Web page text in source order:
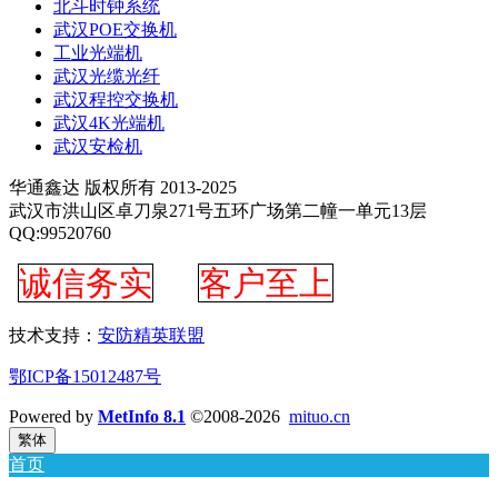
北斗时钟系统
武汉POE交换机
工业光端机
武汉光缆光纤
武汉程控交换机
武汉4K光端机
武汉安检机
华通鑫达 版权所有 2013-2025
武汉市洪山区卓刀泉271号五环广场第二幢一单元13层
QQ:99520760
诚信务实 客户至上
技术支持： 安防精英联盟
鄂ICP备15012487号
Powered by MetInfo 8.1 ©2008-2026 mituo.cn
繁体
首页